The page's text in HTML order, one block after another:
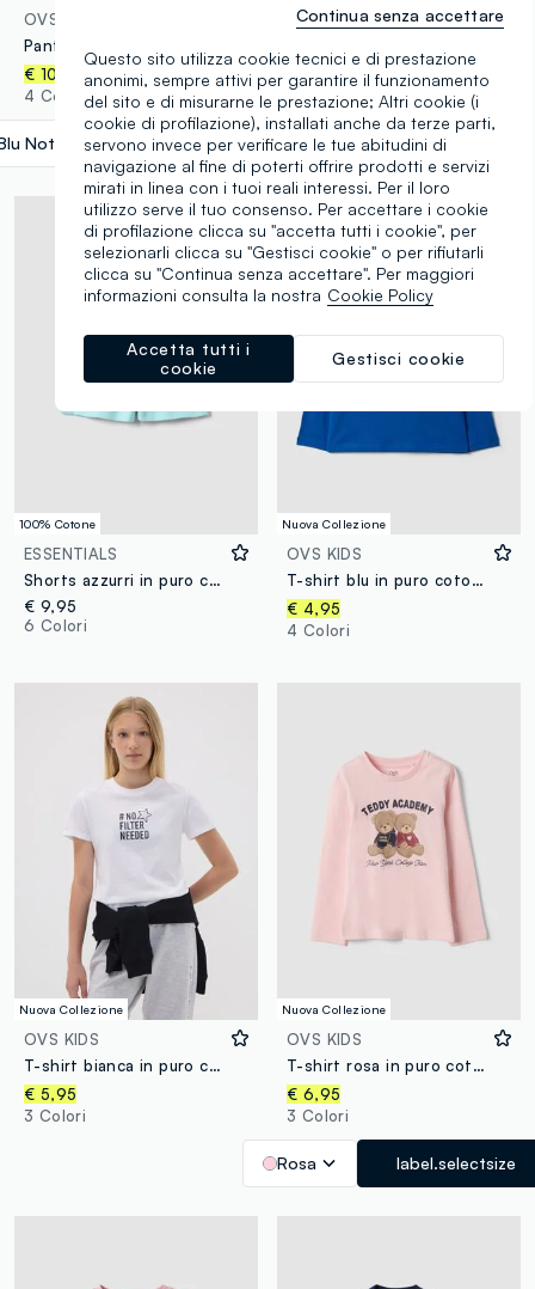
OVS KIDS
€ 10,95
4 Colori
Notte label.selectsize
ESSENTIALS
€ 4,95
3 Colori
100% Cotone
ESSENTIALS
Shorts azzurri in puro cotone organico da ragazza con vita elasticizzata
€ 9,95
6 Colori
Nuova Collezione
OVS KIDS
T-shirt blu in puro cotone organico con stampa college per bambino
€ 4,95
4 Colori
Nuova Collezione
OVS KIDS
T-shirt bianca in puro cotone organico con grafica per ragazza
€ 5,95
3 Colori
Nuova Collezione
OVS KIDS
T-shirt rosa in puro cotone organico con stampa teddy per bambina
€ 6,95
3 Colori
Rosa label.selectsize
Questo sito utilizza cookie tecnici e di prestazione
anonimi, sempre attivi per garantire il funzionamento
del sito e di misurarne le prestazione; Altri cookie (i
cookie di profilazione), installati anche da terze parti,
servono invece per verificare le tue abitudini di
navigazione al fine di poterti offrire prodotti e servizi
mirati in linea con i tuoi reali interessi. Per il loro
utilizzo serve il tuo consenso. Per accettare i cookie
di profilazione clicca su "accetta tutti i cookie", per
selezionarli clicca su "Gestisci cookie" o per rifiutarli
clicca su "Continua senza accettare". Per maggiori
informazioni consulta la nostra Cookie Policy
Gestisci cookie
Accetta tutti i
cookie
Continua senza accettare